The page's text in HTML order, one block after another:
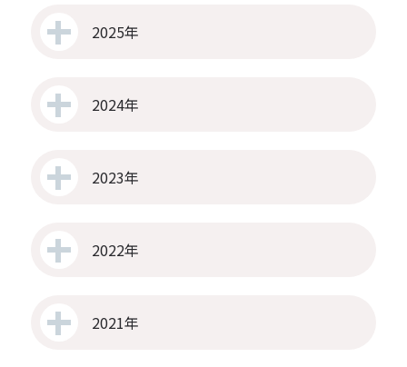
2025年
2024年
2023年
2022年
2021年